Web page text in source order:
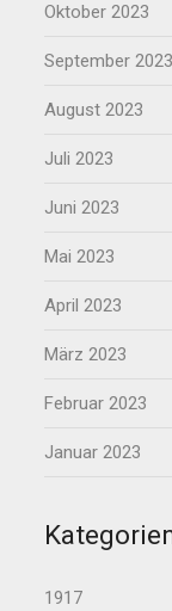
Oktober 2023
September 2023
August 2023
Juli 2023
Juni 2023
Mai 2023
April 2023
März 2023
Februar 2023
Januar 2023
1917